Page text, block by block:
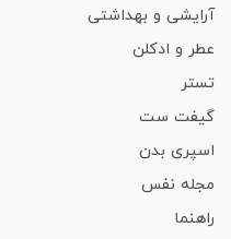
آرایشی و بهداشتی
عطر و ادکلن
تستر
گیفت ست
اسپری بدن
مجله نفس
راهنما